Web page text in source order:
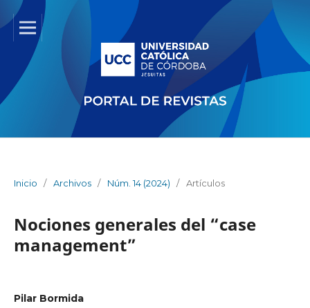
Inicio / Archivos / Núm. 14 (2024) / Artículos
Nociones generales del “case
management”
Pilar Bormida